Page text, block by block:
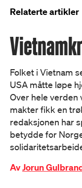
Relaterte artikler
Folket i Vietnam
USA måtte løpe
Over hele verden
makter fikk en
redaksjonen har
betydde for
AvJorun